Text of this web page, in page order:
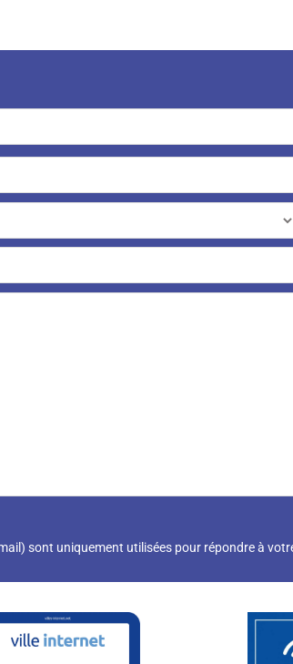
sont uniquement utilisées pour répondre à